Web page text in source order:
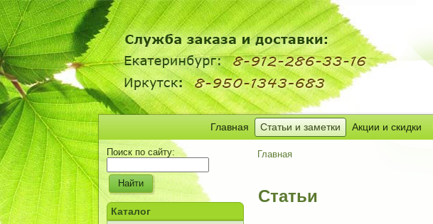
Главная Статьи и заметки Акции и скидки
Поиск по сайту:
Каталог
Главная
Статьи